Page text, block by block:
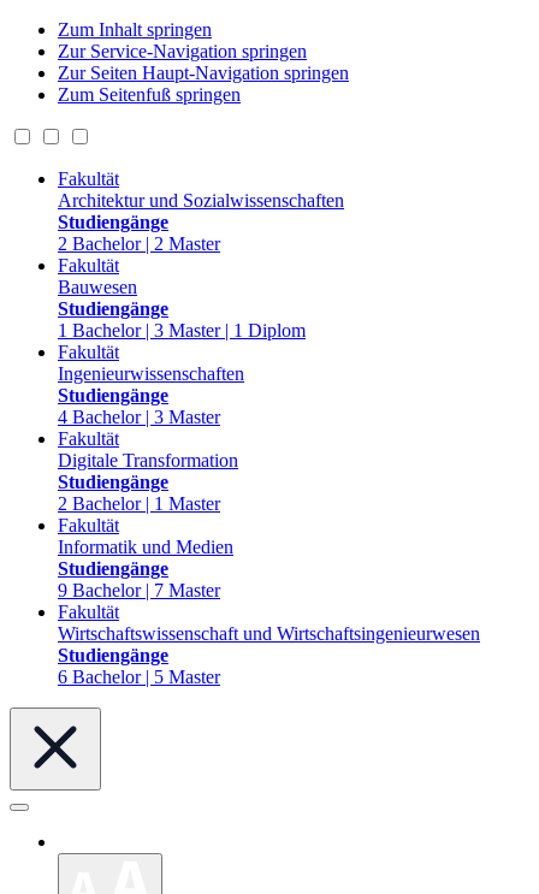
Zum Inhalt springen
Zur Service-Navigation springen
Zur Seiten Haupt-Navigation springen
Zum Seitenfuß springen
Fakultät
Architektur und Sozialwissenschaften
Studiengänge
2 Bachelor | 2 Master
Fakultät
Bauwesen
Studiengänge
1 Bachelor | 3 Master | 1 Diplom
Fakultät
Ingenieurwissenschaften
Studiengänge
4 Bachelor | 3 Master
Fakultät
Digitale Transformation
Studiengänge
2 Bachelor | 1 Master
Fakultät
Informatik und Medien
Studiengänge
9 Bachelor | 7 Master
Fakultät
Wirtschaftswissenschaft und Wirtschaftsingenieurwesen
Studiengänge
6 Bachelor | 5 Master